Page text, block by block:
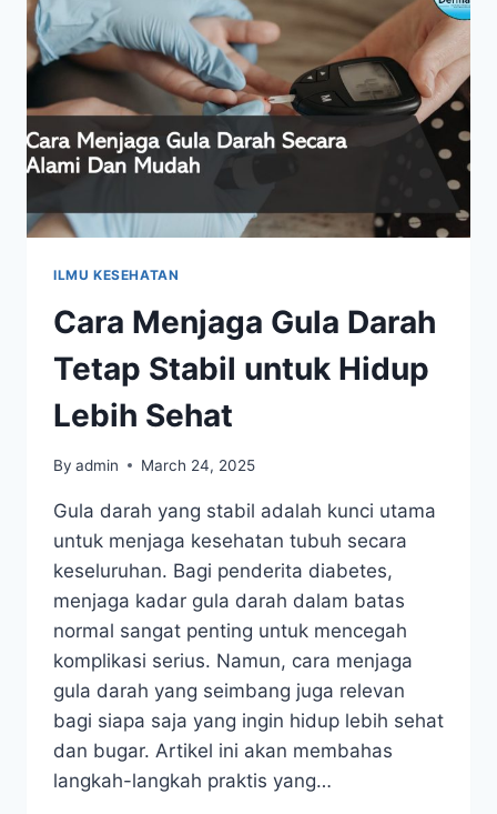
TUBUH
BUGAR
ILMU KESEHATAN
Cara Menjaga Gula Darah
Tetap Stabil untuk Hidup
Lebih Sehat
By admin March 24, 2025
Gula darah yang stabil adalah kunci utama
untuk menjaga kesehatan tubuh secara
keseluruhan. Bagi penderita diabetes,
menjaga kadar gula darah dalam batas
normal sangat penting untuk mencegah
komplikasi serius. Namun, cara menjaga
gula darah yang seimbang juga relevan
bagi siapa saja yang ingin hidup lebih sehat
dan bugar. Artikel ini akan membahas
langkah-langkah praktis yang…